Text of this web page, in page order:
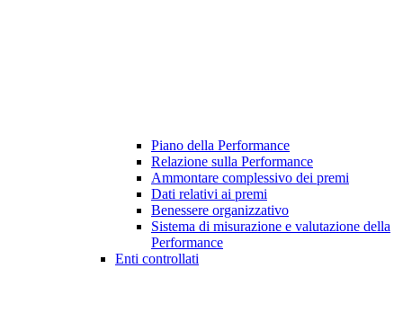
Piano della Performance
Relazione sulla Performance
Ammontare complessivo dei premi
Dati relativi ai premi
Benessere organizzativo
Sistema di misurazione e valutazione della
Performance
Enti controllati